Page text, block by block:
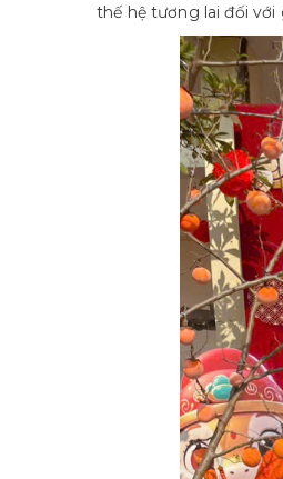
thế hệ tương lai đối với